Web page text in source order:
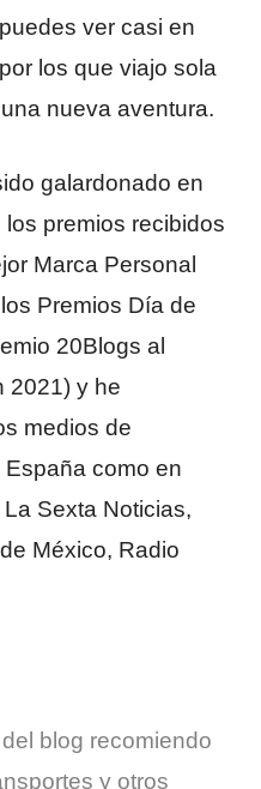
ver casi en
los que viajo sola
nueva aventura.
galardonado en
premios recibidos
Marca Personal
Premios Día de
20Blogs al
2021) y he
medios de
como en
Sexta Noticias,
México, Radio
blog recomiendo
y otros